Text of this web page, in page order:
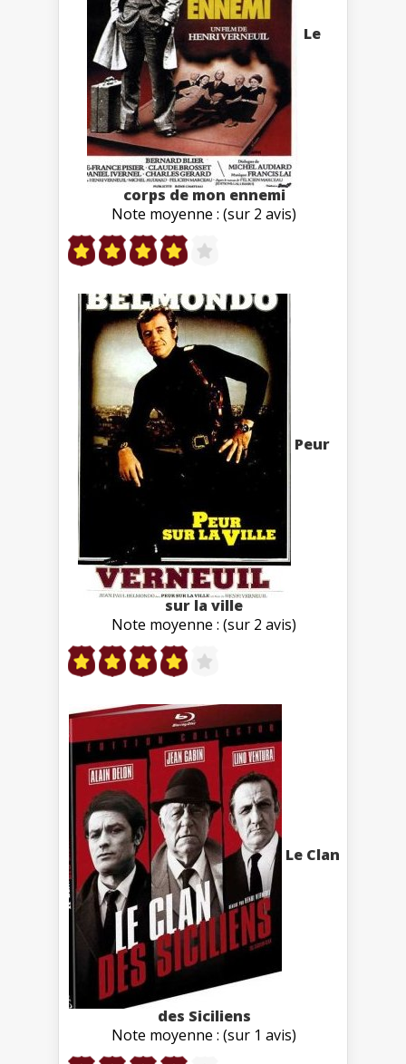
Le
corps de mon ennemi
Note moyenne : (sur 2 avis)
Peur
sur la ville
Note moyenne : (sur 2 avis)
Le Clan
des Siciliens
Note moyenne : (sur 1 avis)